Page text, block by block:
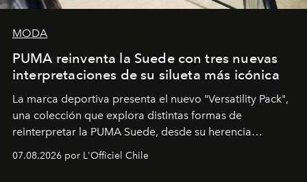
MODA
PUMA reinventa la Suede con tres nuevas
interpretaciones de su silueta más icónica
La marca deportiva presenta el nuevo "Versatility Pack",
una colección que explora distintas formas de
reinterpretar la PUMA Suede, desde su herencia
diseño y el universo outdoor.
07.08.2026 por L'Officiel Chile